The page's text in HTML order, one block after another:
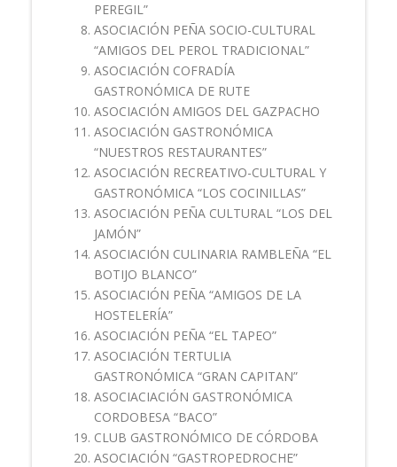
PEREGIL”
ASOCIACIÓN PEÑA SOCIO-CULTURAL
“AMIGOS DEL PEROL TRADICIONAL”
ASOCIACIÓN COFRADÍA
GASTRONÓMICA DE RUTE
ASOCIACIÓN AMIGOS DEL GAZPACHO
ASOCIACIÓN GASTRONÓMICA
“NUESTROS RESTAURANTES”
ASOCIACIÓN RECREATIVO-CULTURAL Y
GASTRONÓMICA “LOS COCINILLAS”
ASOCIACIÓN PEÑA CULTURAL “LOS DEL
JAMÓN”
ASOCIACIÓN CULINARIA RAMBLEÑA “EL
BOTIJO BLANCO”
ASOCIACIÓN PEÑA “AMIGOS DE LA
HOSTELERÍA”
ASOCIACIÓN PEÑA “EL TAPEO”
ASOCIACIÓN TERTULIA
GASTRONÓMICA “GRAN CAPITAN”
ASOCIACIACIÓN GASTRONÓMICA
CORDOBESA “BACO”
CLUB GASTRONÓMICO DE CÓRDOBA
ASOCIACIÓN “GASTROPEDROCHE”